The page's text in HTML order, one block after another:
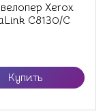
Xerox
C8130/C
Купить